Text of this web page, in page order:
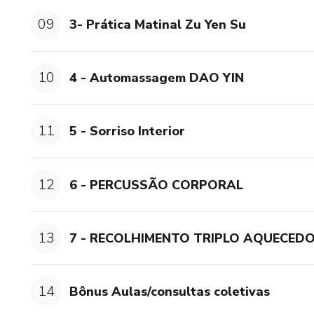
09 3- Prática Matinal Zu Yen Su
10 4 - Automassagem DAO YIN
11 5 - Sorriso Interior
12 6 - PERCUSSÃO CORPORAL
13 7 - RECOLHIMENTO TRIPLO
14 Bônus Aulas/consultas coletivas